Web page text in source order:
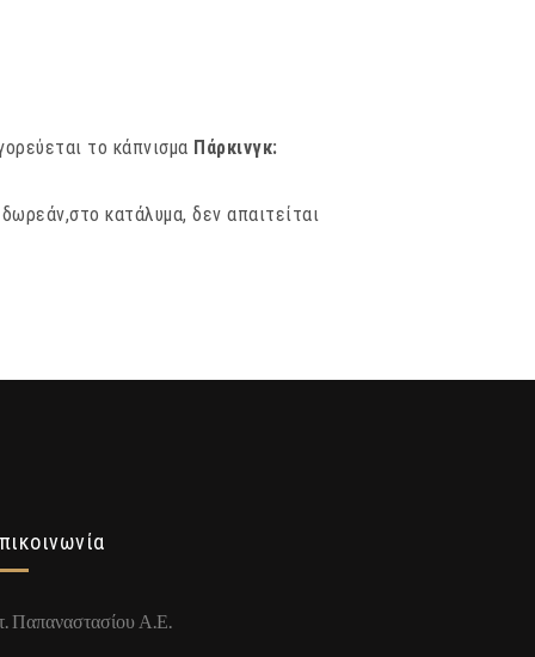
το κάπνισμα Πάρκινγκ: ​
κατάλυμα, δεν απαιτείται
Παπαναστασίου Α.Ε.